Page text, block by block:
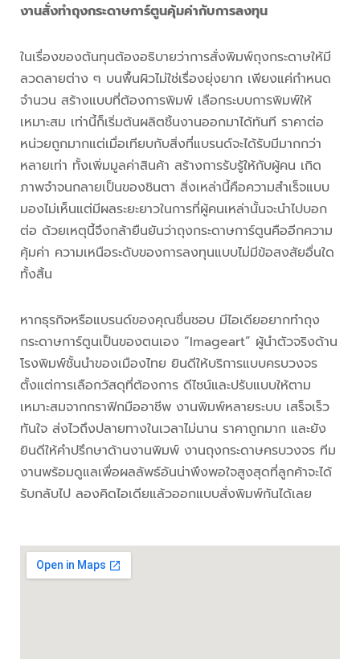
งานสั่งทำถุงกระดาษการ์ตูนคุ้มค่ากับการลงทุน
ในเรื่องของต้นทุนต้องอธิบายว่าการสั่งพิมพ์ถุงกระดาษให้มี
ลวดลายต่าง ๆ บนพื้นผิวไม่ใช่เรื่องยุ่งยาก เพียงแค่กำหนด
จำนวน สร้างแบบที่ต้องการพิมพ์ เลือกระบบการพิมพ์ให้
เหมาะสม เท่านี้ก็เริ่มต้นผลิตชิ้นงานออกมาได้ทันที ราคาต่อ
หน่วยถูกมากแต่เมื่อเทียบกับสิ่งที่แบรนด์จะได้รับมีมากกว่า
หลายเท่า ทั้งเพิ่มมูลค่าสินค้า สร้างการรับรู้ให้กับผู้คน เกิด
ภาพจำจนกลายเป็นของชินตา สิ่งเหล่านี้คือความสำเร็จแบบ
มองไม่เห็นแต่มีผลระยะยาวในการที่ผู้คนเหล่านั้นจะนำไปบอก
ต่อ ด้วยเหตุนี้จึงกล้ายืนยันว่าถุงกระดาษการ์ตูนคืออีกความ
คุ้มค่า ความเหนือระดับของการลงทุนแบบไม่มีข้อสงสัยอื่นใด
ทั้งสิ้น
หากธุรกิจหรือแบรนด์ของคุณชื่นชอบ มีไอเดียอยากทำถุง
กระดาษการ์ตูนเป็นของตนเอง “Imageart” ผู้นำตัวจริงด้าน
โรงพิมพ์ชั้นนำของเมืองไทย ยินดีให้บริการแบบครบวงจร
ตั้งแต่การเลือกวัสดุที่ต้องการ ดีไซน์และปรับแบบให้ตาม
เหมาะสมจากกราฟิกมืออาชีพ งานพิมพ์หลายระบบ เสร็จเร็ว
ทันใจ ส่งไวถึงปลายทางในเวลาไม่นาน ราคาถูกมาก และยัง
ยินดีให้คำปรึกษาด้านงานพิมพ์ งานถุงกระดาษครบวงจร ทีม
งานพร้อมดูแลเพื่อผลลัพธ์อันน่าพึงพอใจสูงสุดที่ลูกค้าจะได้
รับกลับไป ลองคิดไอเดียแล้วออกแบบสั่งพิมพ์กันได้เลย